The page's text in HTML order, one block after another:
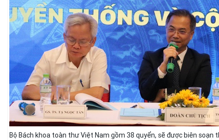
Bộ Bách khoa toàn thư Việt Nam gồm 38 quyển, sẽ được biên soạn